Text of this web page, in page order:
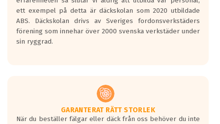
ett exempel på detta är däckskolan som 2020 utbildade
ABS. Däckskolan drivs av Sveriges fordonsverkstäders
förening som innehar över 2000 svenska verkstäder under
sin ryggrad.
GARANTERAT RÄTT STORLEK
När du beställer fälgar eller däck från oss behöver du inte